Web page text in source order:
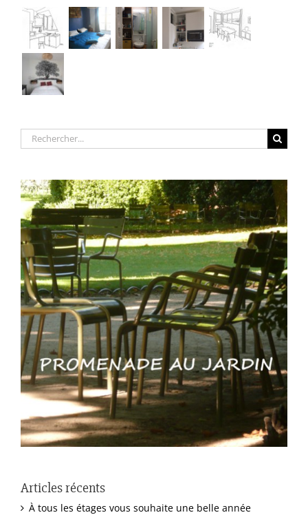
Rechercher:
Articles récents
À tous les étages vous souhaite une belle année